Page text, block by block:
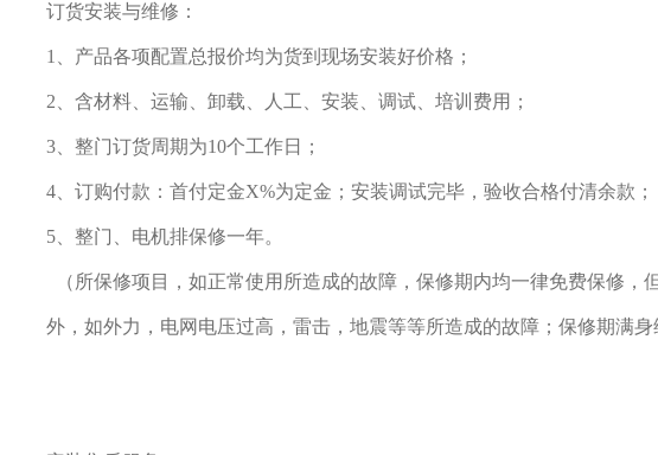
订货安装与维修：
1、产品各项配置总报价均为货到现场安装好价格；
2、含材料、运输、卸载、人工、安装、调试、培训费用；
3、整门订货周期为10个工作日；
4、订购付款：首付定金X%为定金；安装调试完毕，验收合格付清余款；
5、整门、电机排保修一年。
（所保修项目，如正常使用所造成的故障，保修期内均一律免费保修，
外，如外力，电网电压过高，雷击，地震等等所造成的故障；保修期满身